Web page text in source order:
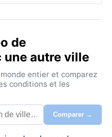
de
une autre ville
entier et comparez
conditions et les
Comparer →